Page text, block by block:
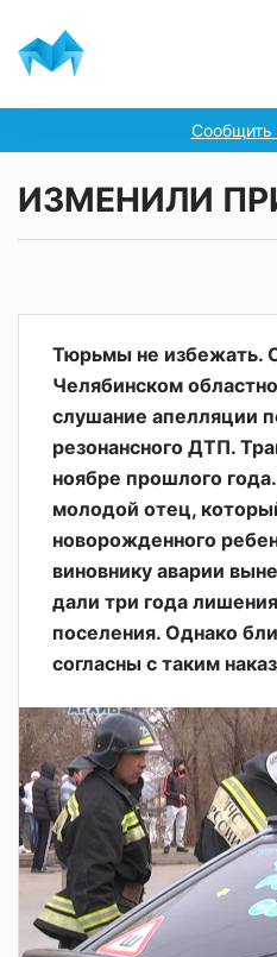
Сообщить
ИЗМЕНИЛИ
Тюрьмы не избежать.
Челябинском
слушание апелляции
резонансного ДТП.
ноябре прошлого
молодой отец,
новорожденного
виновнику аварии
дали три года
поселения. Однако
согласны с таким